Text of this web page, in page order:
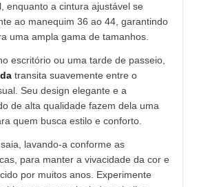
enquanto a cintura ajustável se
ao manequim 36 ao 44, garantindo
uma ampla gama de tamanhos.
escritório ou uma tarde de passeio,
transita suavemente entre o
Seu design elegante e a
de alta qualidade fazem dela uma
quem busca estilo e conforto.
lavando-a conforme as
para manter a vivacidade da cor e
por muitos anos. Experimente